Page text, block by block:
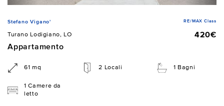
Stefano Vigano' RE/MAX Class
Turano Lodigiano, LO
420€
Appartamento
61 mq 2 Locali 1 Bagni
1 Camere da
letto